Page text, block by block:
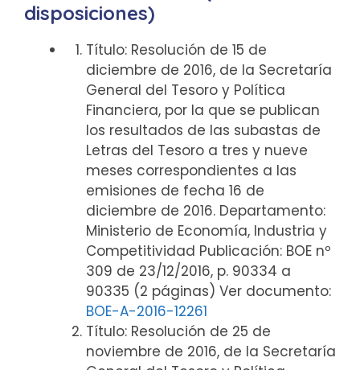
disposiciones)
Título: Resolución de 15 de
diciembre de 2016, de la Secretaría
General del Tesoro y Política
Financiera, por la que se publican
los resultados de las subastas de
Letras del Tesoro a tres y nueve
meses correspondientes a las
emisiones de fecha 16 de
diciembre de 2016. Departamento:
Ministerio de Economía, Industria y
Competitividad Publicación: BOE nº
309 de 23/12/2016, p. 90334 a
90335 (2 páginas) Ver documento:
BOE-A-2016-12261
Título: Resolución de 25 de
noviembre de 2016, de la Secretaría